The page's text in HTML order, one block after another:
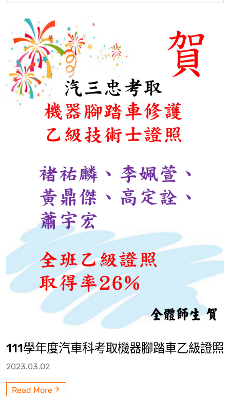
111學年度汽車科考取機器腳踏車乙級證照
2023.03.02
Read More